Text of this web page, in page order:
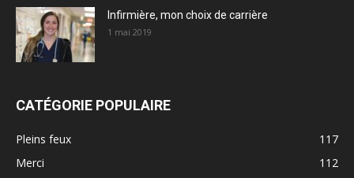
Infirmière, mon choix de carrière
1 mai 2019
CATÉGORIE POPULAIRE
Pleins feux
117
Merci
112